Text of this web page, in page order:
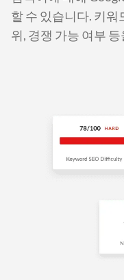
할 수 있습니다. 키
위, 경쟁 가능 여부